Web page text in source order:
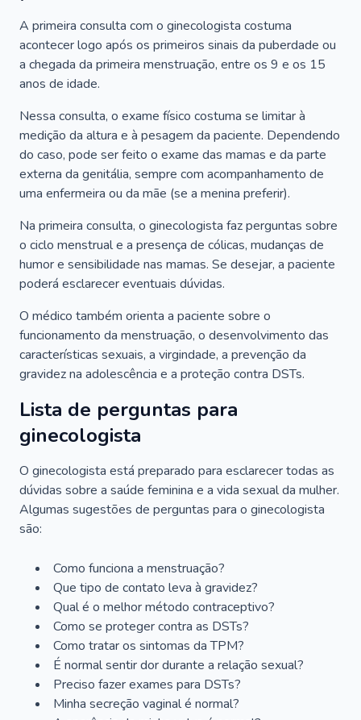
A primeira consulta com o ginecologista costuma
acontecer logo após os primeiros sinais da puberdade ou
a chegada da primeira menstruação, entre os 9 e os 15
anos de idade.
Nessa consulta, o exame físico costuma se limitar à
medição da altura e à pesagem da paciente. Dependendo
do caso, pode ser feito o exame das mamas e da parte
externa da genitália, sempre com acompanhamento de
uma enfermeira ou da mãe (se a menina preferir).
Na primeira consulta, o ginecologista faz perguntas sobre
o ciclo menstrual e a presença de cólicas, mudanças de
humor e sensibilidade nas mamas. Se desejar, a paciente
poderá esclarecer eventuais dúvidas.
O médico também orienta a paciente sobre o
funcionamento da menstruação, o desenvolvimento das
características sexuais, a virgindade, a prevenção da
gravidez na adolescência e a proteção contra DSTs.
Lista de perguntas para
ginecologista
O ginecologista está preparado para esclarecer todas as
dúvidas sobre a saúde feminina e a vida sexual da mulher.
Algumas sugestões de perguntas para o ginecologista
são:
Como funciona a menstruação?
Que tipo de contato leva à gravidez?
Qual é o melhor método contraceptivo?
Como se proteger contra as DSTs?
Como tratar os sintomas da TPM?
É normal sentir dor durante a relação sexual?
Preciso fazer exames para DSTs?
Minha secreção vaginal é normal?